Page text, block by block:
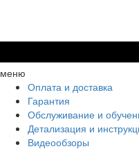
меню
Оплата и доставка
Гарантия
Обслуживание и
Детализация и
Видеообзоры